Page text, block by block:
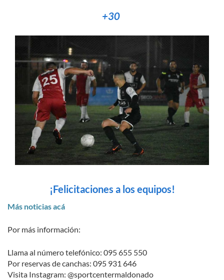
+30
¡Felicitaciones a los equipos!
Más noticias acá
Por más información:
Llama al número telefónico: 095 655 550
Por reservas de canchas: 095 931 646
Visita Instagram: @sportcentermaldonado